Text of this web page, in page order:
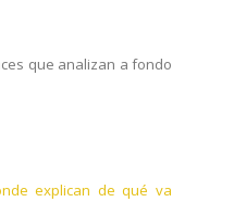
que analizan a fondo
explican de qué va